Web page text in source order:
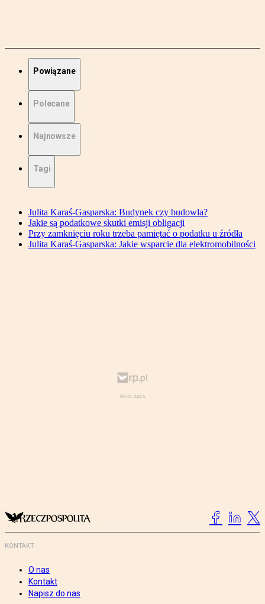
Powiązane
Polecane
Najnowsze
Tagi
Julita Karaś-Gasparska: Budynek czy budowla?
Jakie są podatkowe skutki emisji obligacji
Przy zamknięciu roku trzeba pamiętać o podatku u źródła
Julita Karaś-Gasparska: Jakie wsparcie dla elektromobilności
KONTAKT
O nas
Kontakt
Napisz do nas